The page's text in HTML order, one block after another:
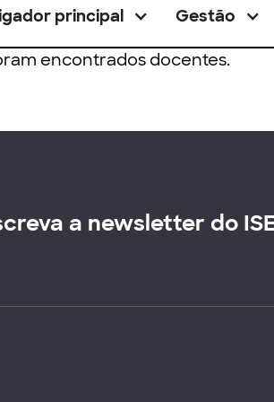
principal Gestão
encontrados docentes.
a newsletter do